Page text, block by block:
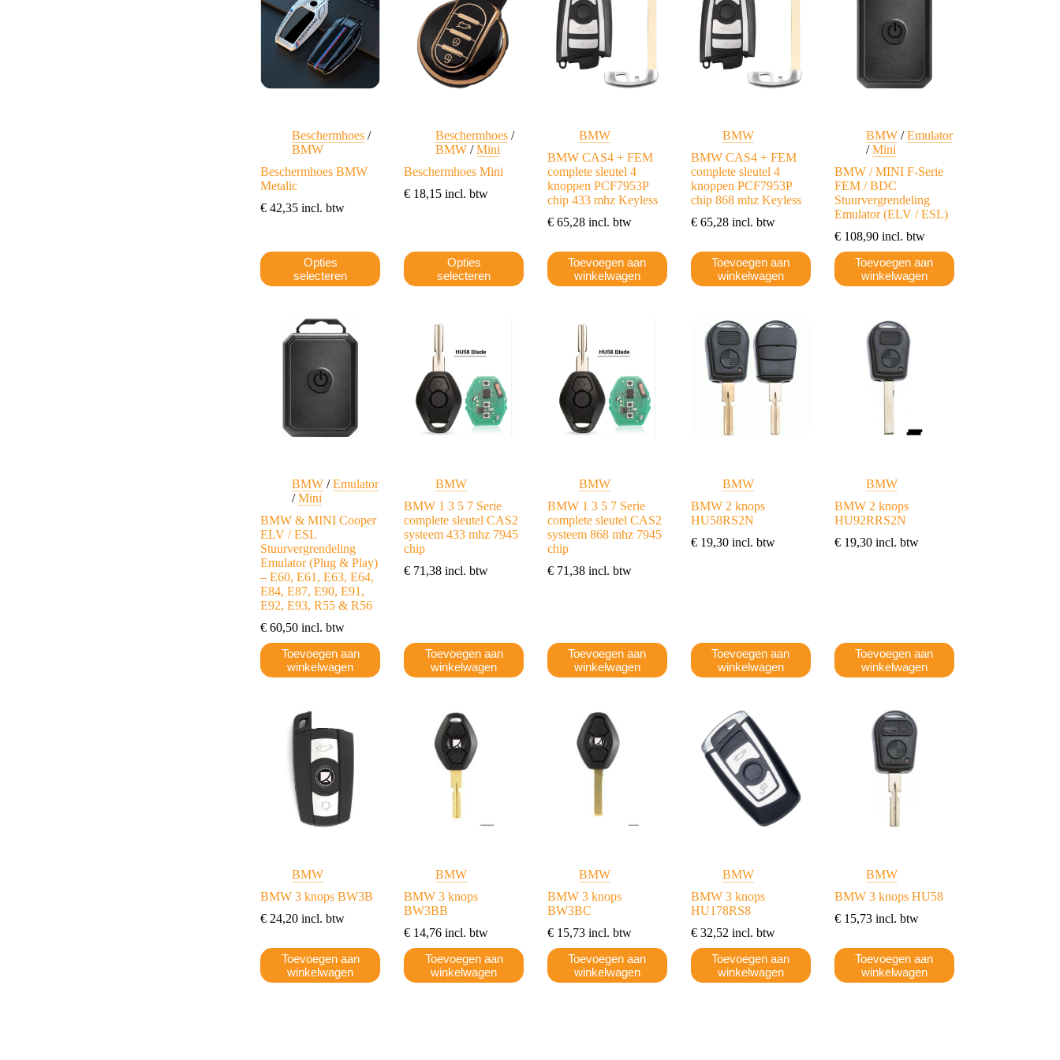
kan
gekozen
worden
productpagina
gekozen
worden
productpagina
kan
gekozen
worden
de
productpagina
kan
gekozen
worden
de
productpagina
productpagina
Beschermhoes /
BMW
Beschermhoes BMW
Metalic
€ 42,35 incl. btw
Opties
selecteren
Dit
product
heeft
optie
productpagina
Beschermhoes /
BMW /Mini
Beschermhoes Mini
€ 18,15 incl. btw
Opties
selecteren
Dit
product
heeft
gekozen
worden
op
productpagina
BMW
BMW CAS4 + FEM
complete sleutel 4
knoppen PCF7953P
chip 433 mhz Keyless
€ 65,28 incl. btw
Toevoegen aan
winkelwagen
BMW
BMW CAS4 + FEM
complete sleutel 4
knoppen PCF7953P
chip 868 mhz Keyless
€65,28incl. btw
Toevoegen aan
winkelwagen
BMW/Emulator
/Mini
BMW / MINI F-Serie
FEM / BDC
Stuurvergrendeling
Emulator (ELV / ESL)
€108,90incl. btw
Toevoegen aan
winkelwagen
BMW /Emulator
/Mini
BMW & MINI Cooper
ELV / ESL
Stuurvergrendeling
Emulator (Plug & Play)
– E60, E61, E63, E64,
E84, E87, E90, E91,
E92, E93, R55 & R56
€ 60,50 incl. btw
Toevoegen aan
winkelwagen
BMW
BMW 1 3 5 7 Serie
complete sleutel CAS2
systeem 433 mhz 7945
chip
€ 71,38 incl. btw
Toevoegen aan
winkelwagen
BMW
BMW 1 3 5 7 Serie
complete sleutel CAS2
systeem 868 mhz 7945
chip
€ 71,38 incl. btw
Toevoegen aan
winkelwagen
BMW
BMW 2 knops
HU58RS2N
€19,30incl. btw
Toevoegen aan
winkelwagen
BMW
BMW 2 knops
HU92RRS2N
€19,30incl. btw
Toevoegen aan
winkelwagen
BMW
BMW 3 knops BW3B
€ 24,20 incl. btw
Toevoegen aan
winkelwagen
BMW
BMW 3 knops
BW3BB
€ 14,76 incl. btw
Toevoegen aan
winkelwagen
BMW
BMW 3 knops
BW3BC
€ 15,73 incl. btw
Toevoegen aan
winkelwagen
BMW
BMW 3 knops
HU178RS8
€32,52incl. btw
Toevoegen aan
winkelwagen
BMW
BMW 3 knops HU58
€15,73incl. btw
Toevoegen aan
winkelwagen